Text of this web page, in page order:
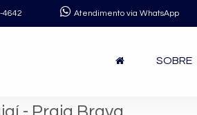
4642 Atendimento via WhatsApp
SOBRE